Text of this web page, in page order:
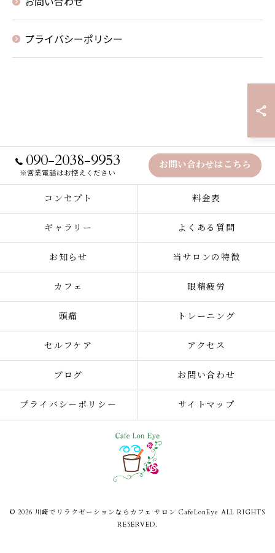
プライバシーポリシー
090-2038-9953
※営業電話はお控えください
お問い合わせはこちら
コンセプト 料金表
ギャラリー よくある質問
お知らせ 当サロンの特徴
カフェ 眼精疲労
頭痛 トレーニング
セルフケア アクセス
ブログ お問い合わせ
プライバシーポリシー サイトマップ
© 2026 川崎でリラクゼーションならカフェ サロン CafeLonEye ALL RIGHTS
RESERVED.